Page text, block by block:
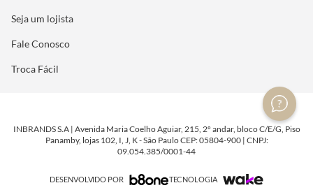
Seja um lojista
Fale Conosco
Troca Fácil
INBRANDS S.A | Avenida Maria Coelho Aguiar, 215, 2º andar, bloco C/E/G, Piso
Panamby, lojas 102, I, J, K - São Paulo CEP: 05804-900 | CNPJ:
09.054.385/0001-44
DESENVOLVIDO POR TECNOLOGIA